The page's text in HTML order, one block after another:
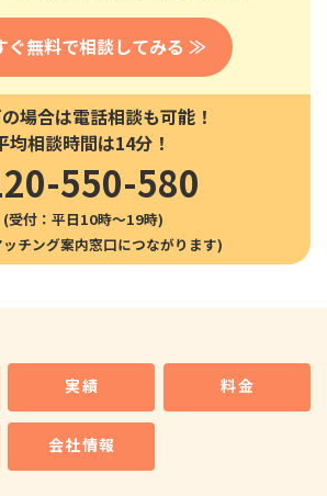
ぐ無料で相談してみる ≫
場合は電話相談も可能！
均相談時間は14分！
550-580
(受付：平日10時〜19時)
実績 料金
会社情報